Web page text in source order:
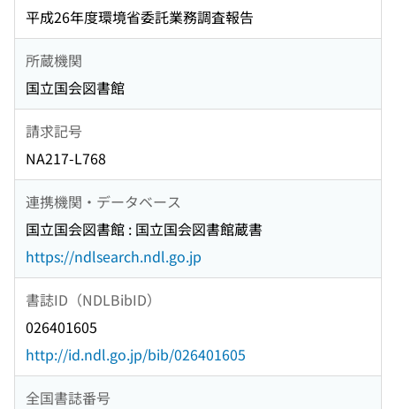
平成26年度環境省委託業務調査報告
所蔵機関
国立国会図書館
請求記号
NA217-L768
連携機関・データベース
国立国会図書館 : 国立国会図書館蔵書
https://ndlsearch.ndl.go.jp
書誌ID（NDLBibID）
026401605
http://id.ndl.go.jp/bib/026401605
全国書誌番号